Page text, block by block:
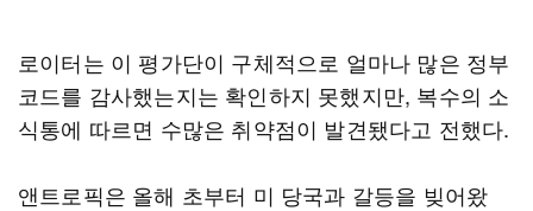
로이터는 이 평가단이 구체적으로 얼마나 많은 정부
코드를 감사했는지는 확인하지 못했지만, 복수의 소
식통에 따르면 수많은 취약점이 발견됐다고 전했다.
앤트로픽은 올해 초부터 미 당국과 갈등을 빚어왔